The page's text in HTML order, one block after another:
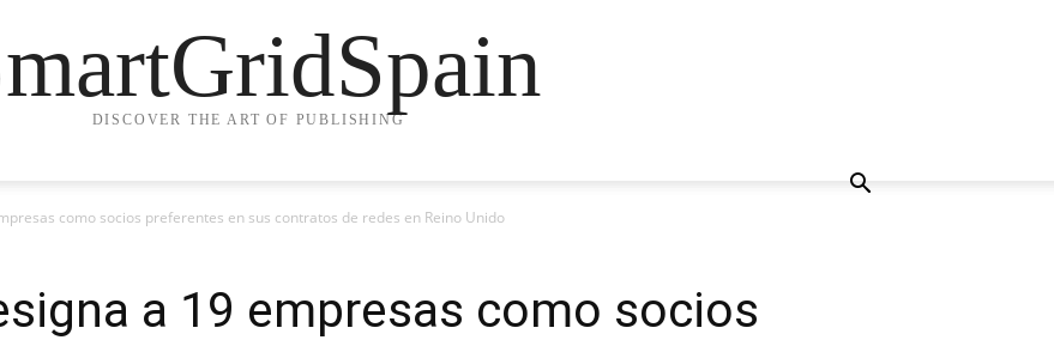
DISCOVER THE ART OF PUBLISHING
como socios preferentes en sus contratos de redes en Reino Unido
a 19 empresas como socios